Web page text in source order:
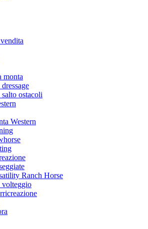
monta
ostacoli
Western
Ranch Horse
volteggio